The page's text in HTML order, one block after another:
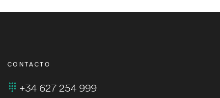
CONTACTO
+34 627 254 999